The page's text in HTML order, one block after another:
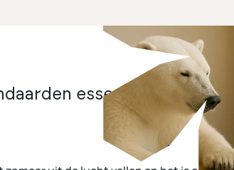
essentieel zijn voor